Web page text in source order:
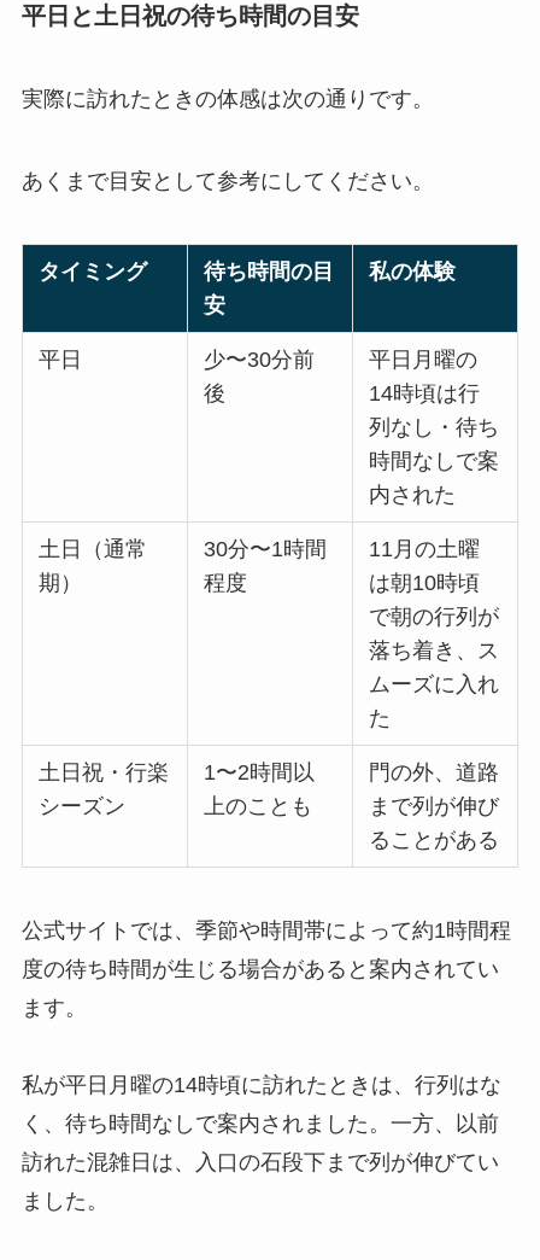
平日と土日祝の待ち時間の目安
実際に訪れたときの体感は次の通りです。
あくまで目安として参考にしてください。
タイミング
待ち時間の目
安
私の体験
平日
少〜30分前
後
平日月曜の
14時頃は行
列なし・待ち
時間なしで案
内された
土日（通常
期）
30分〜1時間
程度
11月の土曜
は朝10時頃
で朝の行列が
落ち着き、ス
ムーズに入れ
た
土日祝・行楽
シーズン
1〜2時間以
上のことも
門の外、道路
まで列が伸び
ることがある
公式サイトでは、季節や時間帯によって約1時間程
度の待ち時間が生じる場合があると案内されてい
ます。
私が平日月曜の14時頃に訪れたときは、行列はな
く、待ち時間なしで案内されました。一方、以前
訪れた混雑日は、入口の石段下まで列が伸びてい
ました。